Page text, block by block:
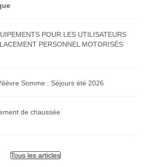
POUR LES UTILISATEURS
PERSONNEL MOTORISÉS
Somme : Séjours été 2026
de chaussée
Tous les articles